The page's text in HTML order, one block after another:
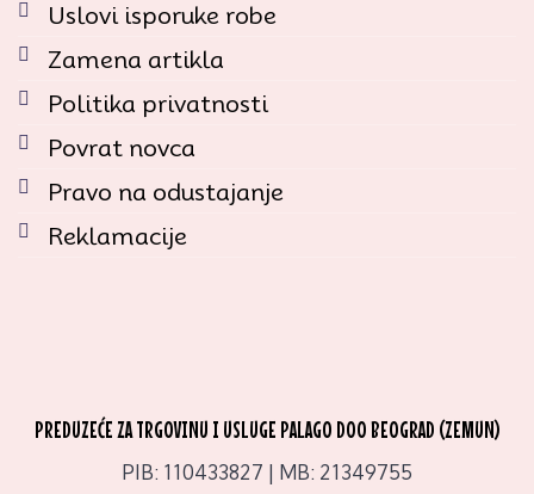
Uslovi isporuke robe
Zamena artikla
Politika privatnosti
Povrat novca
Pravo na odustajanje
Reklamacije
PREDUZEĆE ZA TRGOVINU I USLUGE PALAGO DOO BEOGRAD (ZEMUN)
PIB: 110433827 | MB: 21349755